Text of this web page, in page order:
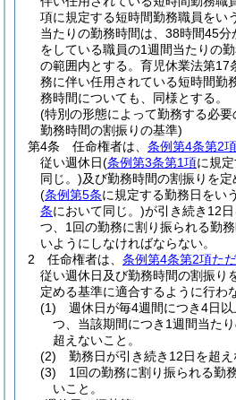
項に規定する短時間勤務職員をい
当たりの勤務時間は、38時間45
をしている職員の1週間当たりの
の範囲内とする。 育児休業法第17
務に伴い任用されている短時間勤
務時間についても、同様とする。
(特別の形態によって勤務する必
勤務時間の割振りの基準)
第4条
任命権者は、 条例第4条第2
従い週休日(条例第3条第1項に規
同じ。)及び勤務時間の割振りを
(条例第5条に規定する勤務日をいう
条において同じ。)が引き続き12
つ、1回の勤務に割り振られる勤
いようにしなければならない。
2
任命権者は、 条例第4条第2項た
従い週休日及び勤務時間の割振り
定める基準に適合するように行わ
(1)
週休日が毎4週間につき4日
つ、当該期間につき1週間当た
超えないこと。
(2)
勤務日が引き続き12日を超え
(3)
1回の勤務に割り振られる勤
いこと。